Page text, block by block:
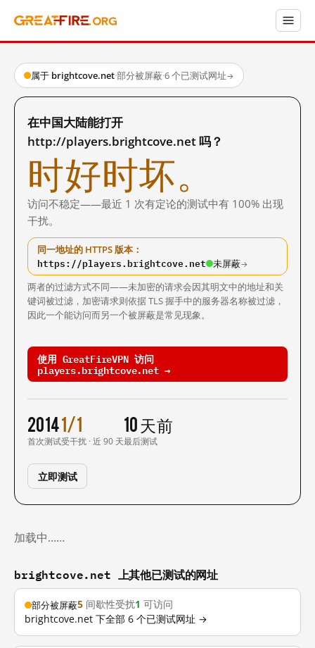
属于 brightcove.net·部分被屏蔽·6 个已测试网址→
在中国大陆能打开
http://players.brightcove.net 吗？
时好时坏。
访问不稳定——最近 1 次有定论的测试中有 100% 出现
干扰。
同一地址的 HTTPS 版本：
https://players.brightcove.net 未屏蔽→
两者的过滤方式不同——未加密的请求会因其明文中的地址和关
键词被过滤，加密请求则依据 TLS 握手中的服务器名称被过滤，
因此一个能访问而另一个被屏蔽是常见现象。
使用 GreatFireVPN 访问
players.brightcove.net →
2014
首次测试
1/1
受干扰 · 近 90 天
10 天前
最后测试
立即测试
加载中……
brightcove.net 上其他已测试的网址
部分被屏蔽5 间歇性受扰1 可访问
brightcove.net 下全部 6 个已测试网址 →